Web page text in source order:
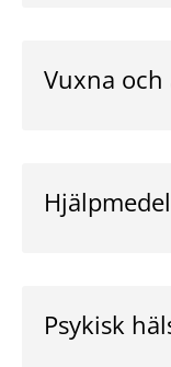
Vuxna och
Hjälpmedel
Psykisk